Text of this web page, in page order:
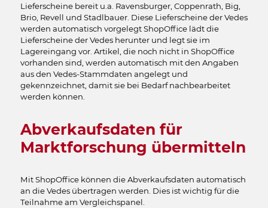
Lieferscheine bereit u.a. Ravensburger, Coppenrath, Big,
Brio, Revell und Stadlbauer. Diese Lieferscheine der Vedes
werden automatisch vorgelegt ShopOffice lädt die
Lieferscheine der Vedes herunter und legt sie im
Lagereingang vor. Artikel, die noch nicht in ShopOffice
vorhanden sind, werden automatisch mit den Angaben
aus den Vedes-Stammdaten angelegt und
gekennzeichnet, damit sie bei Bedarf nachbearbeitet
werden können.
Abverkaufsdaten für
Marktforschung übermitteln
Mit ShopOffice können die Abverkaufsdaten automatisch
an die Vedes übertragen werden. Dies ist wichtig für die
Teilnahme am Vergleichspanel.